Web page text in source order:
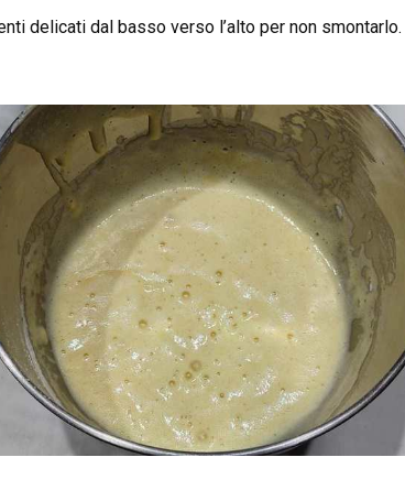
delicati dal basso verso l’alto per non smontarlo.